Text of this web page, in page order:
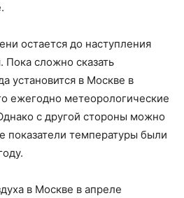
остается до наступления
Пока сложно сказать
установится в Москве в
ежегодно метеорологические
с другой стороны можно
показатели температуры были
в Москве в апреле